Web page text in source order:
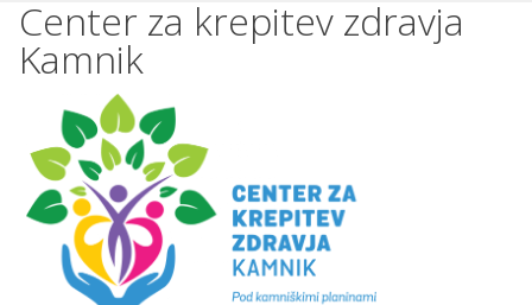
Center za krepitev zdravja
Kamnik